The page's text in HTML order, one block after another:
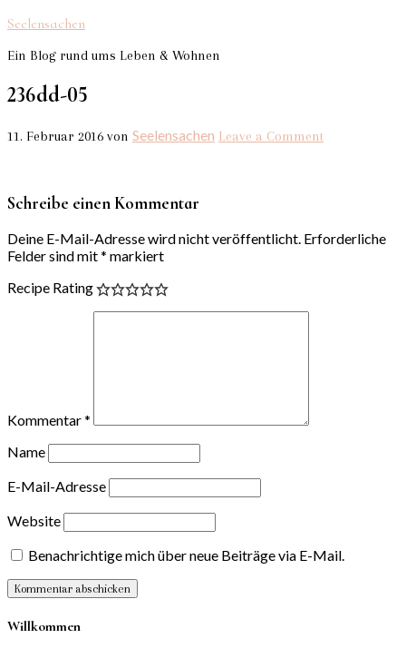
Seelensachen
Ein Blog rund ums Leben & Wohnen
236dd-05
11. Februar 2016 von Seelensachen Leave a Comment
Schreibe einen Kommentar
Deine E-Mail-Adresse wird nicht veröffentlicht. Erforderliche
Felder sind mit* markiert
Recipe Rating
Kommentar*
Name
E-Mail-Adresse
Website
Benachrichtige mich über neue Beiträge via E-Mail.
Willkommen